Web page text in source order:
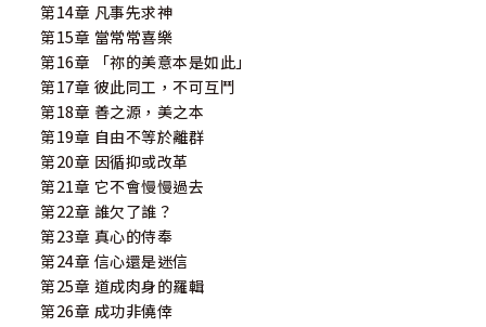
第14章 凡事先求神
第15章 當常常喜樂
第16章 「祢的美意本是如此」
第17章 彼此同工，不可互鬥
第18章 善之源，美之本
第19章 自由不等於離群
第20章 因循抑或改革
第21章 它不會慢慢過去
第22章 誰欠了誰？
第23章 真心的侍奉
第24章 信心還是迷信
第25章 道成肉身的羅輯
第26章 成功非僥倖